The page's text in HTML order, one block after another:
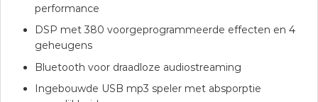
performance
DSP met 380 voorgeprogrammeerde effecten en 4
geheugens
Bluetooth voor draadloze audiostreaming
Ingebouwde USB mp3 speler met absporptie